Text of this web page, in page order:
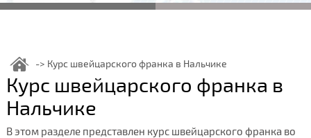
Выберите
USD EUR
курс от
Выберите
действие: Продать Купить
Поиск
Курс швейцарского франка в Нальчике
Курс швейцарского франка в
Нальчике
В этом разделе представлен курс швейцарского франка во